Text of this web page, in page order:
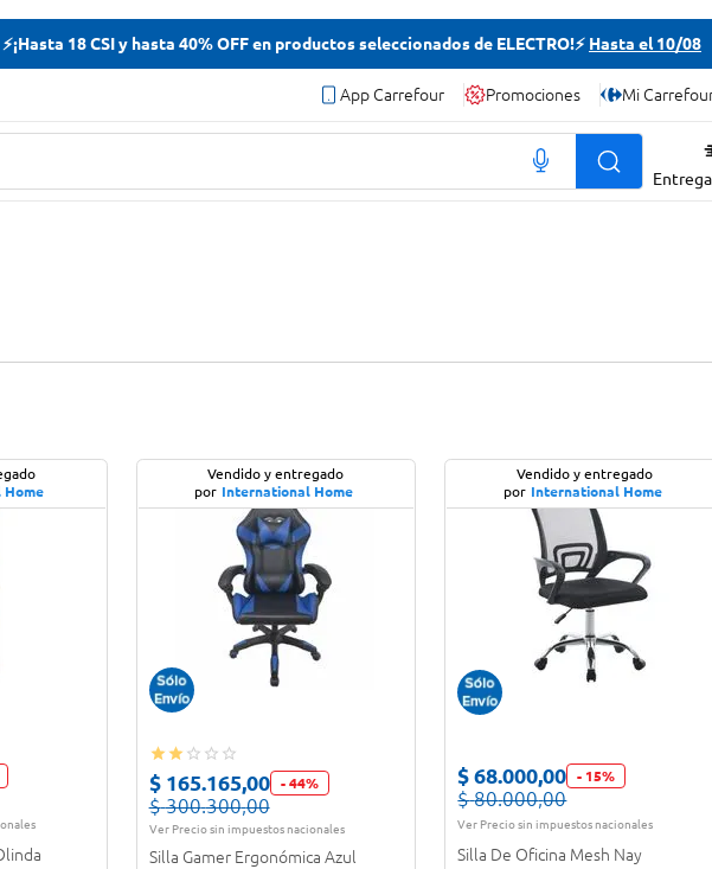
⚡¡Hasta 18 CSI y hasta 40% OFF en productos seleccionados de ELECTRO!⚡ Hasta el 10/08
App Carrefour Promociones Mi
Vendido y entregado
por International Home
$ 165.165,00 - 44%
$ 300.300,00
Ver Precio sin impuestos nacionales
Silla Gamer Ergonómica Azul
Vendido y entregado
por International Home
$ 68.000,00 - 15%
$ 80.000,00
Ver Precio sin impuestos nacionales
Silla De Oficina Mesh Nay